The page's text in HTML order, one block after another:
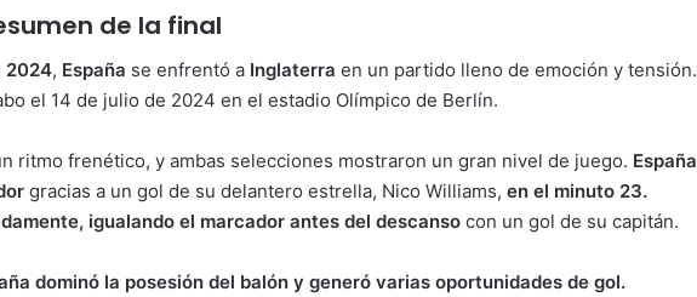
de la final
2024, España se enfrentó a Inglaterra en un partido lleno de emoción y tensión.
el 14 de julio de 2024 en el estadio Olímpico de Berlín.
ritmo frenético, y ambas selecciones mostraron un gran nivel de juego. España
gracias a un gol de su delantero estrella, Nico Williams, en el minuto 23.
igualando el marcador antes del descanso con un gol de su capitán.
dominó la posesión del balón y generó varias oportunidades de gol.